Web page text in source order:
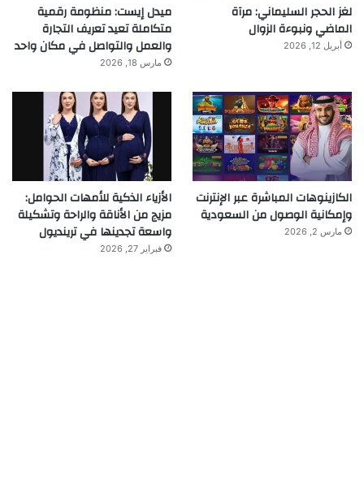
لغز الحجر السليماني: مرآة
الماضي ونبوءة الزوال
أبريل 12, 2026
ميدل إيست: منظومة رقمية
متكاملة تعيد تعريف التجارة
والعمل والتواصل في مكان واحد
مارس 18, 2026
الكازينوهات المباشرة عبر الإنترنت
وإمكانية الوصول من السعودية
مارس 2, 2026
الأزياء الذكية للأمهات الحوامل:
مزيج من الأناقة والراحة وتشكيلة
واسعة تجدينها في ترينديول
فبراير 27, 2026